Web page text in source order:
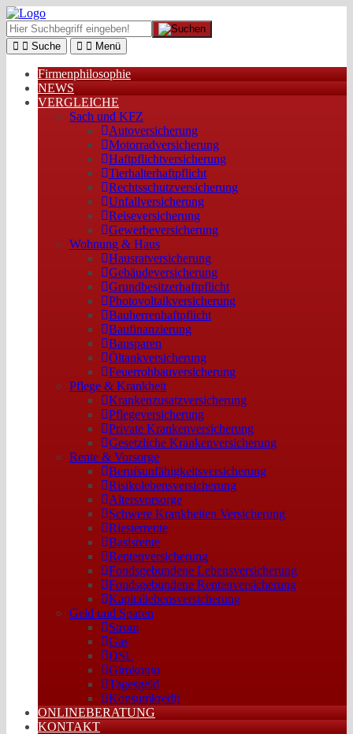
Suche Menü
Firmenphilosophie
NEWS
VERGLEICHE
Sach und KFZ
Autoversicherung
Motorradversicherung
Haftpflichtversicherung
Tierhalterhaftpflicht
Rechtsschutzversicherung
Unfallversicherung
Reiseversicherung
Gewerbeversicherung
Wohnung & Haus
Hausratversicherung
Gebäudeversicherung
Grundbesitzerhaftpflicht
Photovoltaikversicherung
Bauherrenhaftpflicht
Baufinanzierung
Bausparen
Öltankversicherung
Feuerrohbauversicherung
Pflege & Krankheit
Krankenzusatzversicherung
Pflegeversicherung
Private Krankenversicherung
Gesetzliche Krankenversicherung
Rente & Vorsorge
Berufs­unfähigkeitsversicherung
Risikolebensversicherung
Altersvorsorge
Schwere Krankheiten Versicherung
Riesterrente
Basisrente
Rentenversicherung
Fondsgebundene Lebensversicherung
Fondsgebundene Rentenversicherung
Kapitallebensversicherung
Geld und Sparen
Strom
Gas
DSL
Girokonto
Tagesgeld
Konsumkredit
ONLINEBERATUNG
KONTAKT